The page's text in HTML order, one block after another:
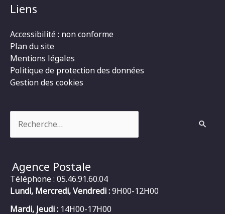
Liens
Accessibilité : non conforme
Plan du site
Mentions légales
Politique de protection des données
Gestion des cookies
Agence Postale
Téléphone : 05.46.91.60.04
Lundi, Mercredi, Vendredi :9H00-12H00
Mardi, Jeudi : 14H00-17H00